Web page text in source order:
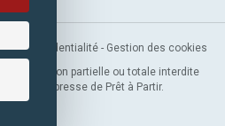
de confidentialité - Gestion des cookies
Reproduction partielle ou totale interdite
et expresse de Prêt à Partir.